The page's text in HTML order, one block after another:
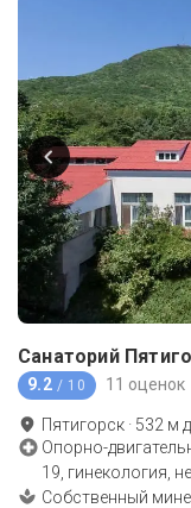
Санаторий
9.2 / 10 11 оценок
Пятигорск · 532 м
Опорно-
19, гинекология,
Собственный